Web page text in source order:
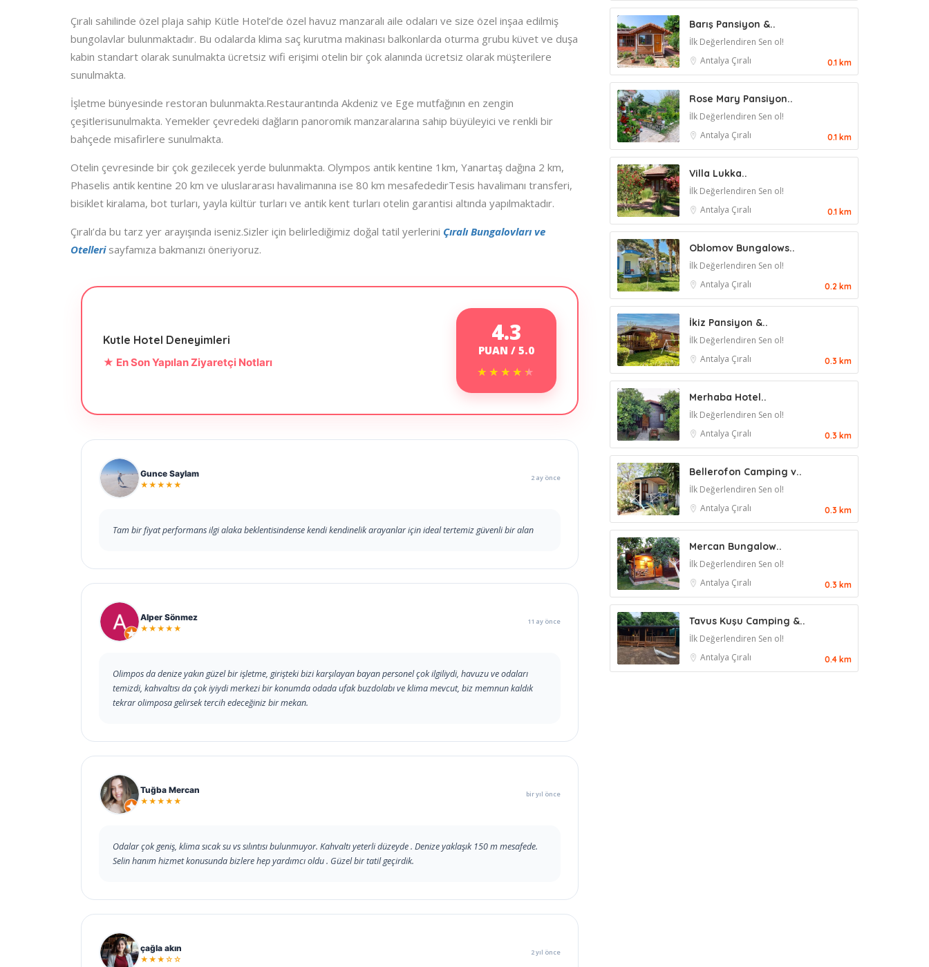
Çıralı sahilinde özel plaja sahip Kütle Hotel’de özel havuz manzaralı aile odaları ve size özel inşaa edilmiş
bungolavlar bulunmaktadır. Bu odalarda klima saç kurutma makinası balkonlarda oturma grubu küvet ve duşa
kabin standart olarak sunulmakta ücretsiz wifi erişimi otelin bir çok alanında ücretsiz olarak müşterilere
sunulmakta.
İşletme bünyesinde restoran bulunmakta.Restaurantında Akdeniz ve Ege mutfağının en zengin
çeşitlerisunulmakta. Yemekler çevredeki dağların panoromik manzaralarına sahip büyüleyici ve renkli bir
bahçede misafirlere sunulmakta.
Otelin çevresinde bir çok gezilecek yerde bulunmakta. Olympos antik kentine 1km, Yanartaş dağına 2 km,
Phaselis antik kentine 20 km ve uluslararası havalimanına ise 80 km mesafededirTesis havalimanı transferi,
bisiklet kiralama, bot turları, yayla kültür turları ve antik kent turları otelin garantisi altında yapılmaktadır.
Çıralı’da bu tarz yer arayışında iseniz.Sizler için belirlediğimiz doğal tatil yerlerini Çıralı Bungalovları ve
Otellerisayfamıza bakmanızı öneriyoruz.
Kutle Hotel Deneyimleri
★ En Son Yapılan Ziyaretçi Notları
4.3
PUAN / 5.0
★★★★★
★★★★★
Gunce Saylam
★★★★★
2 ay önce
Tam bir fiyat performans ilgi alaka beklentisindense kendi kendinelik arayanlar için ideal tertemiz güvenli bir alan
Alper Sönmez
★★★★★
11 ay önce
Olimpos da denize yakın güzel bir işletme, girişteki bizi karşılayan bayan personel çok ilgiliydi, havuzu ve odaları
temizdi, kahvaltısı da çok iyiydi merkezi bir konumda odada ufak buzdolabı ve klima mevcut, biz memnun kaldık
tekrar olimposa gelirsek tercih edeceğiniz bir mekan.
Tuğba Mercan
★★★★★
bir yıl önce
Odalar çok geniş, klima sıcak su vs sılıntısı bulunmuyor. Kahvaltı yeterli düzeyde . Denize yaklaşık 150 m mesafede.
Selin hanım hizmet konusunda bizlere hep yardımcı oldu . Güzel bir tatil geçirdik.
çağla akın
★★★☆☆
2 yıl önce
Barış Pansiyon &..
İlk Değerlendiren Sen ol!
Antalya Çıralı 0.1 km
Rose Mary Pansiyon..
İlk Değerlendiren Sen ol!
Antalya Çıralı 0.1 km
Villa Lukka..
İlk Değerlendiren Sen ol!
Antalya Çıralı 0.1 km
Oblomov Bungalows..
İlk Değerlendiren Sen ol!
Antalya Çıralı 0.2 km
İkiz Pansiyon &..
İlk Değerlendiren Sen ol!
Antalya Çıralı 0.3 km
Merhaba Hotel..
İlk Değerlendiren Sen ol!
Antalya Çıralı 0.3 km
Bellerofon Camping v..
İlk Değerlendiren Sen ol!
Antalya Çıralı 0.3 km
Mercan Bungalow..
İlk Değerlendiren Sen ol!
Antalya Çıralı 0.3 km
Tavus Kuşu Camping &..
İlk Değerlendiren Sen ol!
Antalya Çıralı 0.4 km